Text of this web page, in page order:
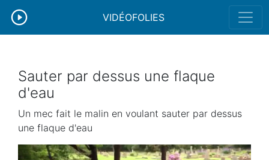
VIDÉOFOLIES
Sauter par dessus une flaque
d'eau
Un mec fait le malin en voulant sauter par dessus
une flaque d'eau